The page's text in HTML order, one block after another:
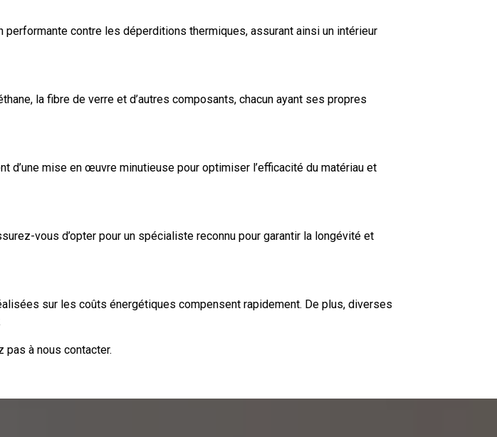
performante contre les déperditions thermiques, assurant ainsi un intérieur
, la fibre de verre et d’autres composants, chacun ayant ses propres
d’une mise en œuvre minutieuse pour optimiser l’efficacité du matériau et
vous d’opter pour un spécialiste reconnu pour garantir la longévité et
sur les coûts énergétiques compensent rapidement. De plus, diverses
pas à nous contacter.